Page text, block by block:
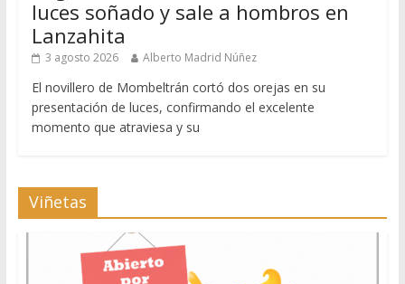
luces soñado y sale a hombros en
Lanzahita
3 agosto 2026 Alberto Madrid Núñez
El novillero de Mombeltrán cortó dos orejas en su
presentación de luces, confirmando el excelente
momento que atraviesa y su
Viñetas